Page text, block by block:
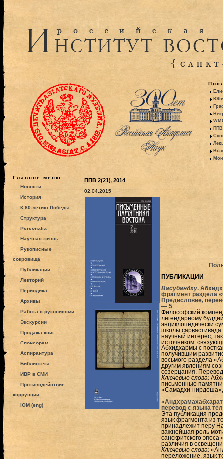
ППВ
Главное меню
Новости
История
К 80-летию Победы
Структура
Personalia
Научная жизнь
Рукописные
сокровища
Публикации
Лекторий
Периодика
Архивы
Работа с рукописями
Экскурсии
Продажа книг
Спонсорам
Аспирантура
Библиотека
ИВР в СМИ
Противодействие
коррупции
IOM (eng)
ППВ 2(21), 2014
02.04.2015
ПУБЛИКАЦИИ
Васубандху.
фрагмент раздела
Предисловие,
— 5
Философский
легендарному
энциклопедически
школы
научный интерес,
источником,
Абхидхармы с
получившим
восьмого раздела
другим явлениям
созерцания.
Ключевые слова:
письменные
«Самадхи-нирдеша»,
перевод с языка
Эта публикация
язык фрагмента из
принадлежит перу
важнейшая роль
санскритского
различия в
Ключевые слова:
переложение, язык